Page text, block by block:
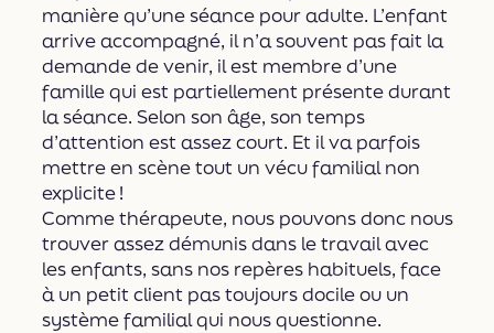
manière qu’une séance pour adulte. L’enfant
arrive accompagné, il n’a souvent pas fait la
demande de venir, il est membre d’une
famille qui est partiellement présente durant
la séance. Selon son âge, son temps
d’attention est assez court. Et il va parfois
mettre en scène tout un vécu familial non
explicite !
Comme thérapeute, nous pouvons donc nous
trouver assez démunis dans le travail avec
les enfants, sans nos repères habituels, face
à un petit client pas toujours docile ou un
système familial qui nous questionne.